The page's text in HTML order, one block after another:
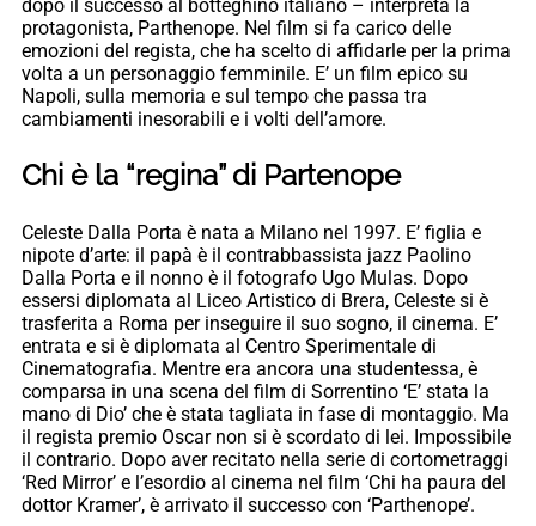
dopo il successo al botteghino italiano – interpreta la
protagonista, Parthenope. Nel film si fa carico delle
emozioni del regista, che ha scelto di affidarle per la prima
volta a un personaggio femminile. E’ un film epico su
Napoli, sulla memoria e sul tempo che passa tra
cambiamenti inesorabili e i volti dell’amore.
Chi è la “regina” di Partenope
Celeste Dalla Porta è nata a Milano nel 1997. E’ figlia e
nipote d’arte: il papà è il contrabbassista jazz Paolino
Dalla Porta e il nonno è il fotografo Ugo Mulas. Dopo
essersi diplomata al Liceo Artistico di Brera, Celeste si è
trasferita a Roma per inseguire il suo sogno, il cinema. E’
entrata e si è diplomata al Centro Sperimentale di
Cinematografia. Mentre era ancora una studentessa, è
comparsa in una scena del film di Sorrentino ‘E’ stata la
mano di Dio’ che è stata tagliata in fase di montaggio. Ma
il regista premio Oscar non si è scordato di lei. Impossibile
il contrario. Dopo aver recitato nella serie di cortometraggi
‘Red Mirror’ e l’esordio al cinema nel film ‘Chi ha paura del
dottor Kramer’, è arrivato il successo con ‘Parthenope’.